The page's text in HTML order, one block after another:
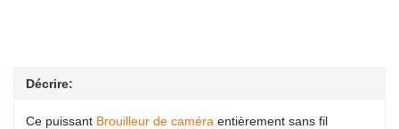
Décrire:
Ce puissant Brouilleur de caméra entièrement sans fil